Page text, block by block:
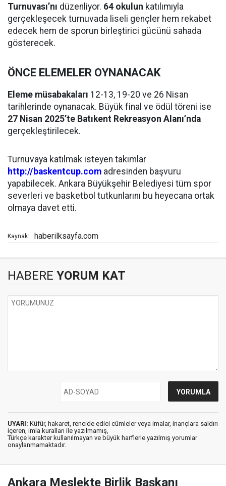
Turnuvası’nı düzenliyor. 64 okulun katılımıyla
gerçekleşecek turnuvada liseli gençler hem rekabet
edecek hem de sporun birleştirici gücünü sahada
gösterecek.
ÖNCE ELEMELER OYNANACAK
Eleme müsabakaları 12-13, 19-20 ve 26 Nisan
tarihlerinde oynanacak. Büyük final ve ödül töreni ise
27 Nisan 2025’te Batıkent Rekreasyon Alanı’nda
gerçekleştirilecek.
Turnuvaya katılmak isteyen takımlar
http://baskentcup.com adresinden başvuru
yapabilecek. Ankara Büyükşehir Belediyesi tüm spor
severleri ve basketbol tutkunlarını bu heyecana ortak
olmaya davet etti.
Kaynak: haberilksayfa.com
HABERE YORUM KAT
UYARI: Küfür, hakaret, rencide edici cümleler veya imalar, inançlara saldırı
içeren, imla kuralları ile yazılmamış,
Türkçe karakter kullanılmayan ve büyük harflerle yazılmış yorumlar
onaylanmamaktadır.
Ankara Meslekte Birlik Başkanı